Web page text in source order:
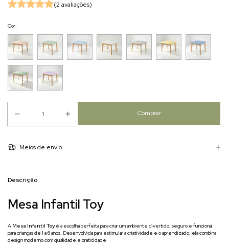
(2 avaliações)
Cor:
Meios de envio
Descrição
Mesa Infantil Toy
A Mesa Infantil Toyé a escolha perfeita para criar um ambiente divertido, seguro e funcional
para crianças de 1 a 6 anos. Desenvolvida para estimular a criatividade e o aprendizado, ela combina
design moderno com qualidade e praticidade.